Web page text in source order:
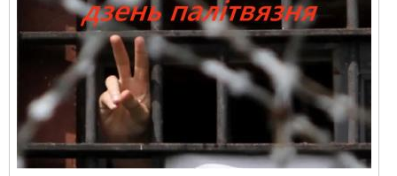
Затрыманьні
Карная псыхіятрыя
КПЧ ААН
Культурныя правы
ЛПП